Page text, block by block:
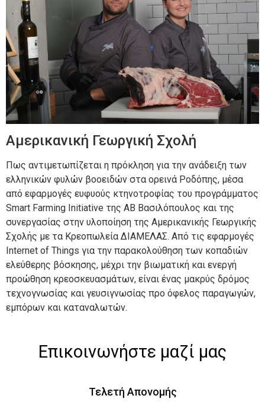
Αμερικανική Γεωργική Σχολή
Πως αντιμετωπίζεται η πρόκληση για την ανάδειξη των
ελληνικών φυλών βοοειδών στα ορεινά Ροδόπης, μέσα
από εφαρμογές ευφυούς κτηνοτροφίας του προγράμματος
Smart Farming Initiative της ΑΒ Βασιλόπουλος και της
συνεργασίας στην υλοποίηση της Αμερικανικής Γεωργικής
Σχολής με τα Κρεοπωλεία ΔΙΑΜΕΛΑΣ. Από τις εφαρμογές
Internet of Things για την παρακολούθηση των κοπαδιών
ελεύθερης βόσκησης, μέχρι την βιωματική και ενεργή
προώθηση κρεοσκευασμάτων, είναι ένας μακρύς δρόμος
τεχνογνωσίας και γευσιγνωσίας προ όφελος παραγωγών,
εμπόρων και καταναλωτών.
Επικοινωνήστε μαζί μας
Τελετή Απονομής